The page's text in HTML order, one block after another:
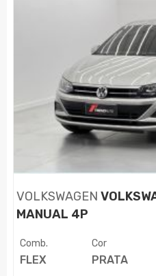
VOLKSWAGEN
MANUAL 4P
Comb.
FLEX
Cor
PRATA